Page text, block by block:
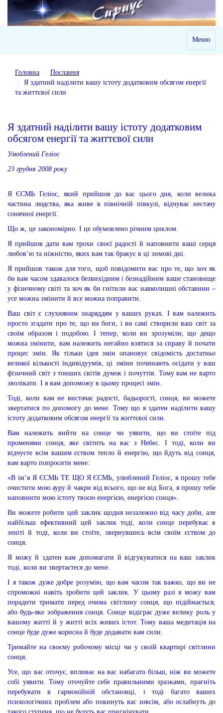
Toggle
navigation
Меню
Головна
Послання
Я здатний наділити вашу істоту додатковим обсягом енергії
та життєвої сили
Я здатний наділити вашу істоту додатковим
обсягом енергії та життєвої сили
Улюблений Геліос
23 грудня 2008 року
Я ЄСМЬ Геліос, який прийшов до вас цього дня, коли велика
частина людства, яка живе в північній півкулі, відчуває нестачу
сонячної енергії.
Що ж, це закономірно. І це обумовлено річним циклом.
Я прийшов дати вам трохи своєї радості й наповнити ваші серця
любов’ю та ніжністю, яких вам так бракує в ці зимові дні.
Я прийшов також для того, щоб повідомити вас про те, що хоч як
би вам часом здавалося безвихідним і безнадійним ваше становище
у фізичному світі та хоч як би гнітили вас навколишні обставини –
усе можна змінити й все можна поправити.
Ваш світ є слухняним знаряддям у ваших руках. І вам належить
просто згадати про те, що ви боги, і ви самі створили ваш світ за
своїм образом і подобою. І тепер, коли ви зрозуміли, що дещо
можна змінити, вам належить негайно взятися за справу й почати
процес змін. Як тільки ідея змін опановує свідомість достатньо
великої кількості індивідуумів, ці зміни починають осідати у ваш
фізичний світ з тонших світів думок і почуттів. Тому вам не варто
зволікати. І я вам допоможу в цьому процесі змін.
Тоді, коли вам не вистачає радості, бадьорості, сонця, ви можете
звертатися по допомогу до мене. Тому що я здатен наділити вашу
істоту додатковим обсягом енергії та життєвої сили.
Вам належить вийти на сонце чи уявити, що ви стоїте під
променями сонця, яке світить на вас з Небес. І тоді, коли ви
відчуєте всім вашим єством тепло й енергію, що йдуть від сонця,
вам варто попросити мене:
«В ім’я Я ЄСМЬ ТЕ ЩО Я ЄСМЬ, улюблений Геліос, я прошу тебе
очистити мою ауру й чакри від всього, що не від Бога, я прошу тебе
наповнити мою істоту твоєю енергією, енергією сонця».
Ви можете робити цей заклик щодня незалежно від часу доби, але
найбільш ефективний цей заклик тоді, коли сонце перебуває в
зеніті й тоді, коли ви стоїте, звернувшись всім своїм єством до
сонця.
Я можу й здатен вам допомагати й відгукуватися на ваш заклик
тоді, коли ви звертаєтеся до мене.
І я також дуже добре розумію, що вам часом так важко, що ви не
спроможні навіть зробити цей заклик. У цьому разі я можу вам
порадити тримати перед очима світлину сонця, що підіймається,
або будь-яке зображення сонця. Сонце відіграє дуже велику роль у
вашому житті й у житті всіх живих істот. Тому ваша медитація на
сонце буде дуже корисна й буде додавати вам сили.
Тримайте на своєму робочому місці чи у своїй квартирі світлини
сонця.
Усе, що вас оточує, впливає на вас набагато більш, ніж ви можете
собі уявити. Тому оточуйте себе правильними зразками, прагніть
перебувати в гармонійній обстановці, і тоді багато ваших
психологічних проблем або покинуть вас зовсім, або ослабнуть до